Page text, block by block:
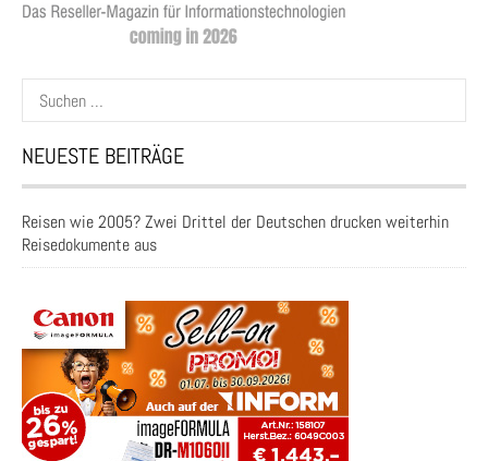
Suchen
nach:
NEUESTE BEITRÄGE
Reisen wie 2005? Zwei Drittel der Deutschen drucken weiterhin
Reisedokumente aus